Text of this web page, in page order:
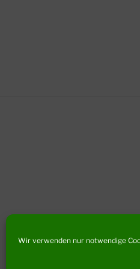
Wir verwenden nur notwendige